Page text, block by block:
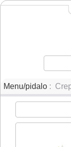
Menu/pidalo :